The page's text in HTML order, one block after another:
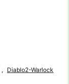
, Diablo2-Warlock